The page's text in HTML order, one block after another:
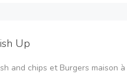
Up
and chips et Burgers maison